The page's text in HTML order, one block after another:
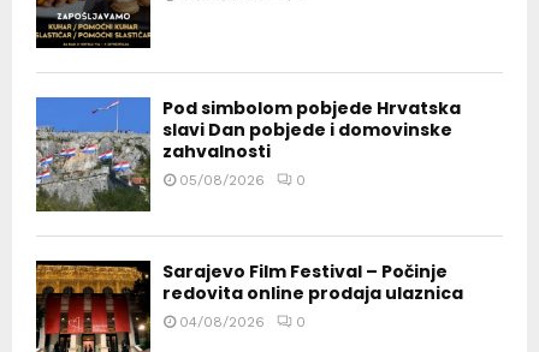
Pod simbolom pobjede Hrvatska
slavi Dan pobjede i domovinske
zahvalnosti
05/08/2026 0
Sarajevo Film Festival – Počinje
redovita online prodaja ulaznica
04/08/2026 0